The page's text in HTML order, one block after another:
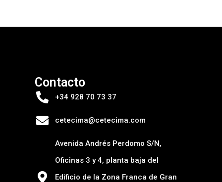
Contacto
+34 928 70 73 37
cetecima@cetecima.com
Avenida Andrés Perdomo S/N,
Oficinas 3 y 4, planta baja del
Edificio de la Zona Franca de Gran